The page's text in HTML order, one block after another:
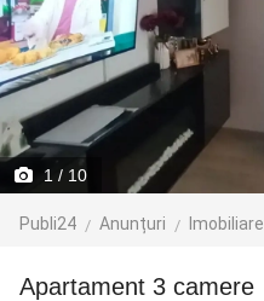
1 / 10
Publi24 Anunțuri Imobiliare
Apartament 3 camere